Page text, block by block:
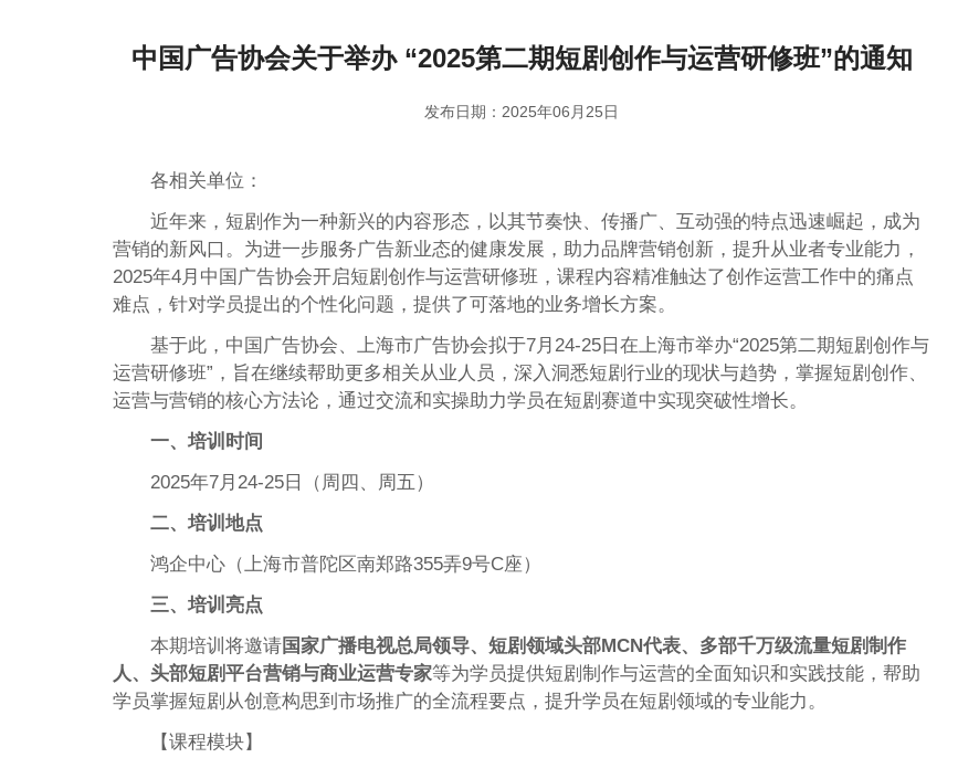
中国广告协会关于举办 “2025第二期短剧创作与运营研修班”的通知
发布日期：2025年06月25日
各相关单位：
近年来，短剧作为一种新兴的内容形态，以其节奏快、传播广、互动强的特点迅速崛起，成为
营销的新风口。为进一步服务广告新业态的健康发展，助力品牌营销创新，提升从业者专业能力，
2025年4月中国广告协会开启短剧创作与运营研修班，课程内容精准触达了创作运营工作中的痛点
难点，针对学员提出的个性化问题，提供了可落地的业务增长方案。
基于此，中国广告协会、上海市广告协会拟于7月24-25日在上海市举办“2025第二期短剧创作与
运营研修班”，旨在继续帮助更多相关从业人员，深入洞悉短剧行业的现状与趋势，掌握短剧创作、
运营与营销的核心方法论，通过交流和实操助力学员在短剧赛道中实现突破性增长。
一、培训时间
2025年7月24-25日（周四、周五）
二、培训地点
鸿企中心（上海市普陀区南郑路355弄9号C座）
三、培训亮点
本期培训将邀请国家广播电视总局领导、短剧领域头部MCN代表、多部千万级流量短剧制作
人、头部短剧平台营销与商业运营专家等为学员提供短剧制作与运营的全面知识和实践技能，帮助
学员掌握短剧从创意构思到市场推广的全流程要点，提升学员在短剧领域的专业能力。
【课程模块】